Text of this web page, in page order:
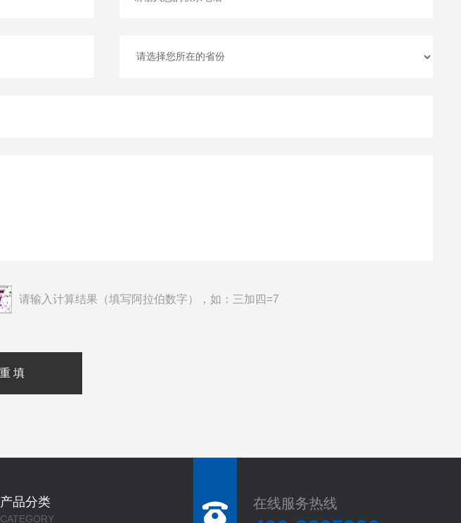
请输入计算结果（填写阿拉伯数字），如：三加四=7
产品分类
CATEGORY
在线服务热线